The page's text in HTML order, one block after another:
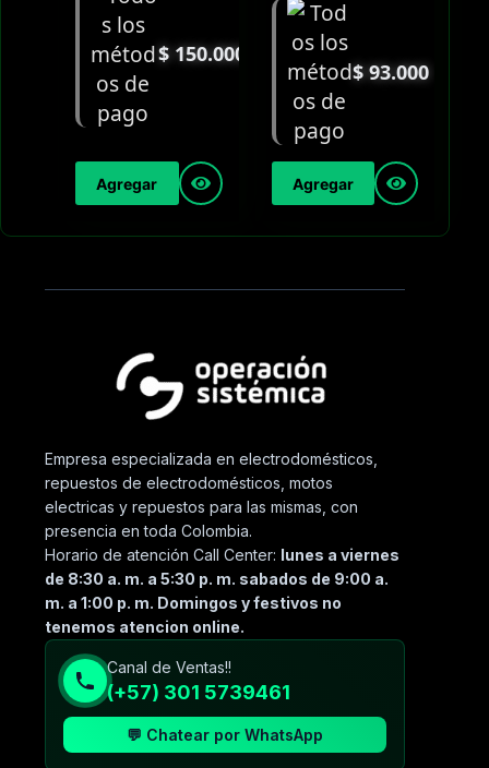
$150.000
Agregar
$93.000
Agregar
Empresa especializada en electrodomésticos,
repuestos de electrodomésticos, motos
electricas y repuestos para las mismas, con
presencia en toda Colombia.
Horario de atención Call Center: lunes a viernes
de 8:30 a. m. a 5:30 p. m. sabados de 9:00 a.
m. a 1:00 p. m. Domingos y festivos no
tenemos atencion online.
Canal de Ventas!!
(+57) 301 5739461
💬 Chatear por WhatsApp